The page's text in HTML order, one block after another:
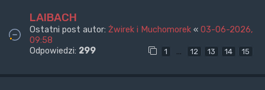
LAIBACH
Ostatni post autor: Żwirek i Muchomorek « 03-06-2026,
09:58
Odpowiedzi: 299 1 … 12 13 14 15